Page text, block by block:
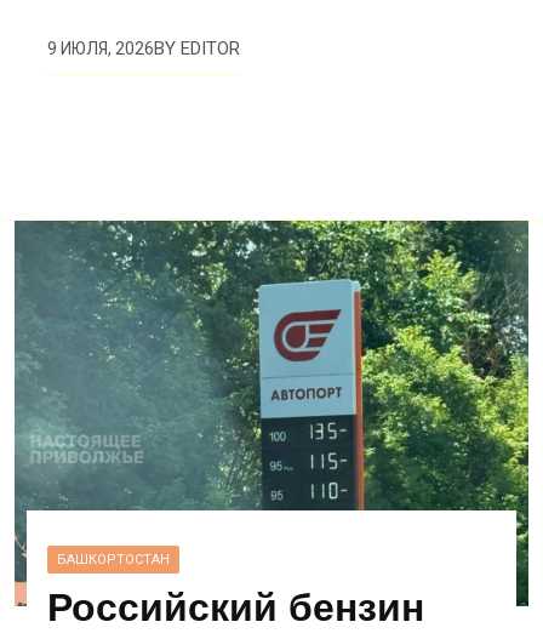
9 ИЮЛЯ, 2026BYEDITOR
БАШКОРТОСТАН
Российский бензин